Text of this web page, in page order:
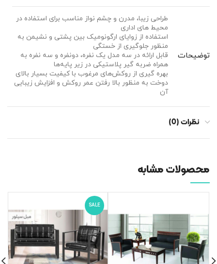
توضیحات
طراحی زیبا، مدرن و چشم نواز مناسب برای استفاده در
محیط های اداری
استفاده از زوایای ارگونومیک بین پشتی و نشیمن به
منظور جلوگیری از خستگی
قابل ارائه در سه مدل یک نفره، دونفره و سه نفره به
همراه ضربه گیر پلاستیکی در زیر پایه‌ها
بهره گیری از روکش‌های مرغوب با کیفیت بسیار بالای
دوخت به منظور بالا رفتن عمر روکش و افزایش زیبایی
آن
نظرات (0)
محصولات مشابه
SALE